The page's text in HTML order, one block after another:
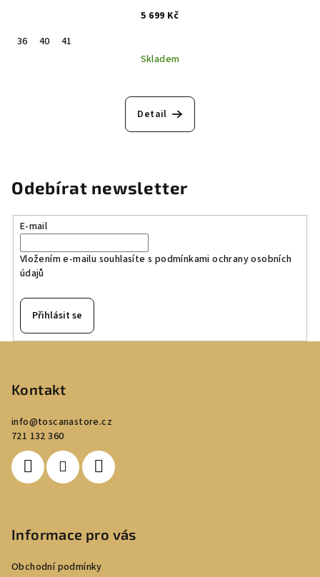
5 699 Kč
36
40
41
Skladem
Detail
Odebírat newsletter
E-mail
Vložením e-mailu souhlasíte s podmínkami ochrany osobních
údajů
Přihlásit se
Kontakt
info@toscanastore.cz
721 132 360
Informace pro vás
Obchodní podmínky